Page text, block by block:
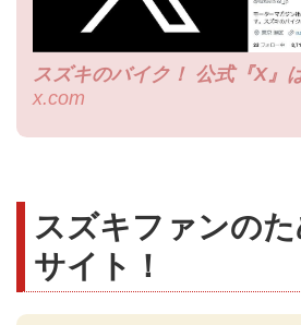
スズキのバイク！ 公式『X』
x.com
スズキファンの
サイト！